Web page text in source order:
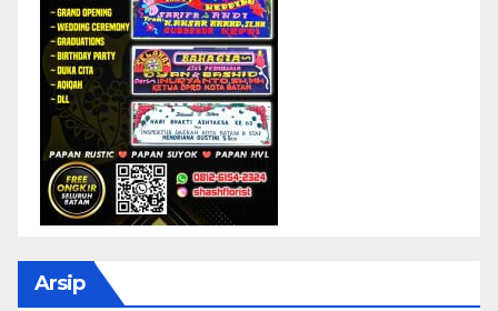
Arsip